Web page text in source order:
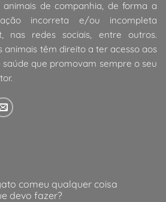
de companhia, de forma a
incorreta e/ou incompleta
nas redes sociais, entre outros.
animais têm direito a ter acesso aos
que promovam sempre o seu
comeu qualquer coisa
devo fazer?